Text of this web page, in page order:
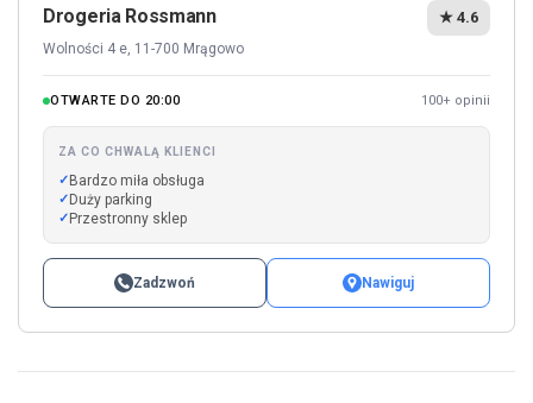
Drogeria Rossmann
Wolności 4 e, 11-700 Mrągowo
★ 4.6
OTWARTE DO 20:00 100+ opinii
ZA CO CHWALĄ KLIENCI
Bardzo miła obsługa
Duży parking
Przestronny sklep
Zadzwoń Nawiguj